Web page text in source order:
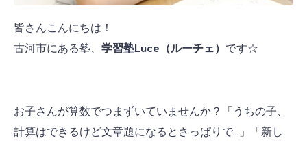
皆さんこんにちは！
古河市にある塾、 学習塾Luce（ルーチェ） です☆
お子さんが算数でつまずいていませんか？「うちの子、
計算はできるけど文章題になるとさっぱりで…」「新し